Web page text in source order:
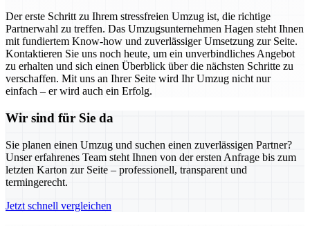
Der erste Schritt zu Ihrem stressfreien Umzug ist, die richtige
Partnerwahl zu treffen. Das Umzugsunternehmen Hagen steht Ihnen
mit fundiertem Know-how und zuverlässiger Umsetzung zur Seite.
Kontaktieren Sie uns noch heute, um ein unverbindliches Angebot
zu erhalten und sich einen Überblick über die nächsten Schritte zu
verschaffen. Mit uns an Ihrer Seite wird Ihr Umzug nicht nur
einfach – er wird auch ein Erfolg.
Wir sind für Sie da
Sie planen einen Umzug und suchen einen zuverlässigen Partner?
Unser erfahrenes Team steht Ihnen von der ersten Anfrage bis zum
letzten Karton zur Seite – professionell, transparent und
termingerecht.
Jetzt schnell vergleichen